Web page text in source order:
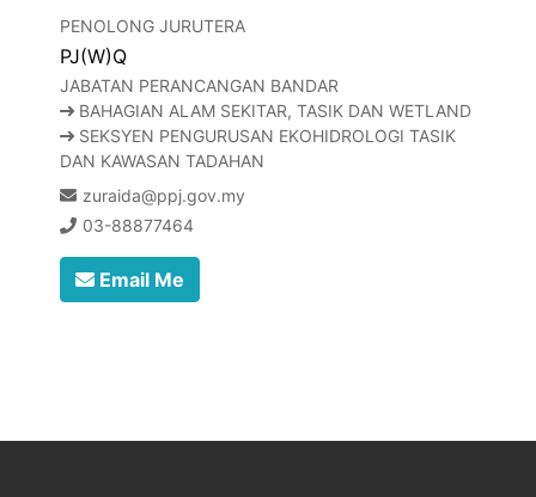
PENOLONG JURUTERA
PJ(W)Q
JABATAN PERANCANGAN BANDAR
BAHAGIAN ALAM SEKITAR, TASIK DAN WETLAND
SEKSYEN PENGURUSAN EKOHIDROLOGI TASIK
DAN KAWASAN TADAHAN
zuraida@ppj.gov.my
03-88877464
Email Me